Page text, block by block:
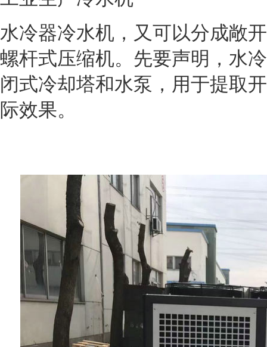
水冷器冷水机，又可以分成敞
螺杆式压缩机。先要声明，水
闭式冷却塔和水泵，用于提取
际效果。